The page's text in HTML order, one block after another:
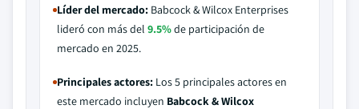
Líder del mercado: Babcock & Wilcox Enterprises
lideró con más del 9.5%de participación de
mercado en 2025.
Principales actores: Los 5 principales actores en
este mercado incluyen Babcock & Wilcox